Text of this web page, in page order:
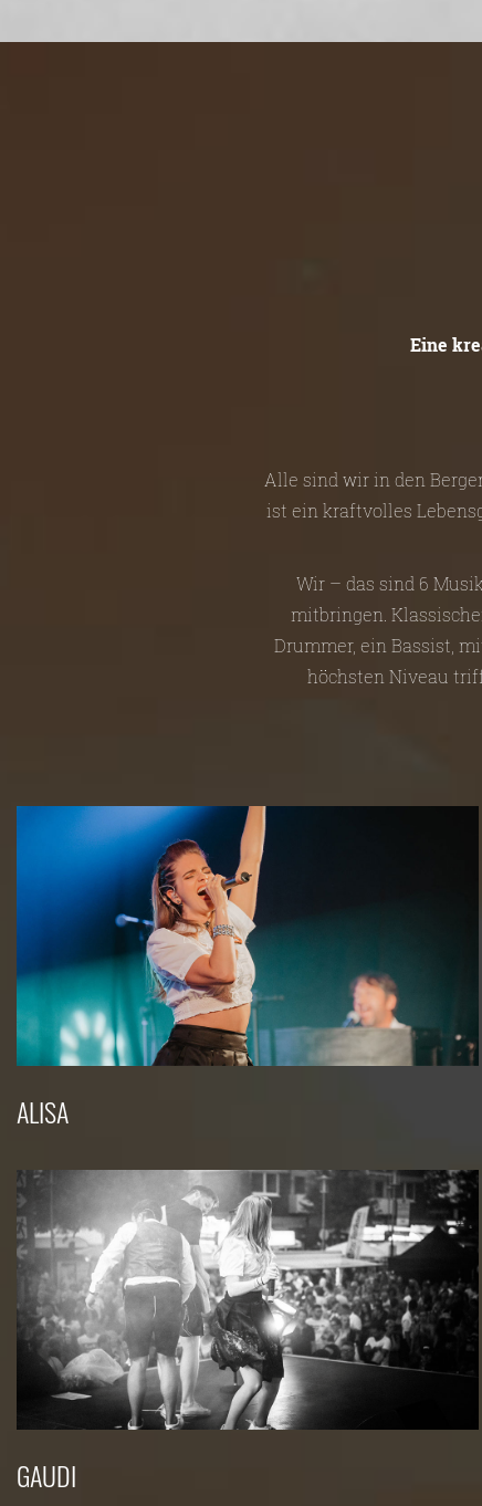
Eine
Alle sind wir in den
ist ein kraftvolles
Wir – das sind 6
mitbringen.
Drummer, ein Bassist,
höchsten Niveau
ALISA
GAUDI